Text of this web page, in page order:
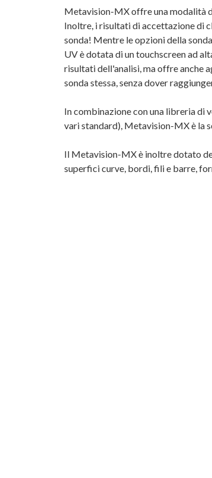
Metavision-MX offre una modalità
Inoltre, i risultati di accettazione di
sonda! Mentre le opzioni della
UV è dotata di un touchscreen ad
risultati dell'analisi, ma offre anche
sonda stessa, senza dover
In combinazione con una libreria di
vari standard), Metavision-MX è la
Il Metavision-MX è inoltre dotato
superfici curve, bordi, fili e barre,